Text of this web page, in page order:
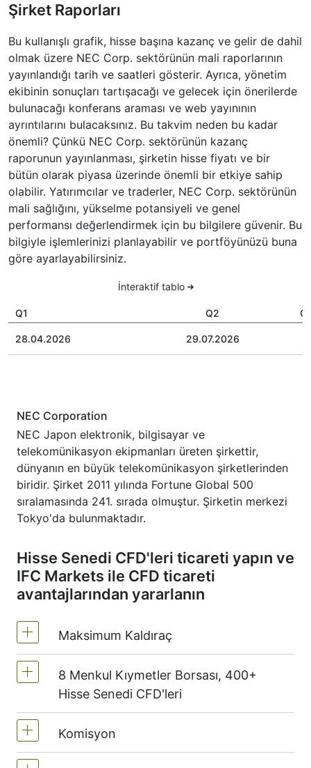
Şirket Raporları
Bu kullanışlı grafik, hisse başına kazanç ve gelir de dahil
olmak üzere NEC Corp. sektörünün mali raporlarının
yayınlandığı tarih ve saatleri gösterir. Ayrıca, yönetim
ekibinin sonuçları tartışacağı ve gelecek için önerilerde
bulunacağı konferans araması ve web yayınının
ayrıntılarını bulacaksınız. Bu takvim neden bu kadar
önemli? Çünkü NEC Corp. sektörünün kazanç
raporunun yayınlanması, şirketin hisse fiyatı ve bir
bütün olarak piyasa üzerinde önemli bir etkiye sahip
olabilir. Yatırımcılar ve traderler, NEC Corp. sektörünün
mali sağlığını, yükselme potansiyeli ve genel
performansı değerlendirmek için bu bilgilere güvenir. Bu
bilgiyle işlemlerinizi planlayabilir ve portföyünüzü buna
göre ayarlayabilirsiniz.
İnteraktif tablo
Q1 Q2
28.04.2026 29.07.2026
NEC Corporation
NEC Japon elektronik, bilgisayar ve
telekomünikasyon ekipmanları üreten şirkettir,
dünyanın en büyük telekomünikasyon şirketlerinden
biridir. Şirket 2011 yılında Fortune Global 500
sıralamasında 241. sırada olmuştur. Şirketin merkezi
Tokyo'da bulunmaktadır.
Hisse Senedi CFD'leri ticareti yapın ve
IFC Markets ile CFD ticareti
avantajlarından yararlanın
Maksimum Kaldıraç
MetaTrader 4 ve MetaTrader 5 - 1:20
(marjin %5)
NetTradeX'te hisse senedi CFD'lerinin
kaldıraç oranı işlem hesabı kaldıracına
8 Menkul Kıymetler Borsası, 400+
Hisse Senedi CFD'leri
Biz dünyanın önde gelen 8 Menkul
Kıymetler Borsası'ndan 400'den fazla hisse
Komisyon